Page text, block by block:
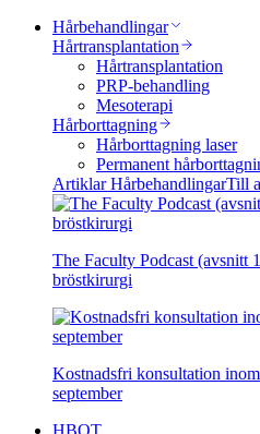
Hårbehandlingar
Hårtransplantation
Hårtransplantation
PRP-behandling
Mesoterapi
Hårborttagning
Hårborttagning laser
Permanent
Artiklar HårbehandlingarTill
The Faculty Podcast (avsnitt
bröstkirurgi
Kostnadsfri konsultation
september
HBOT